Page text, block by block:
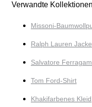
Verwandte Kollektionen
Missoni-
Ralph Lauren Jacke
Salvatore
Tom Ford-Shirt
Khakifarbenes Kleid